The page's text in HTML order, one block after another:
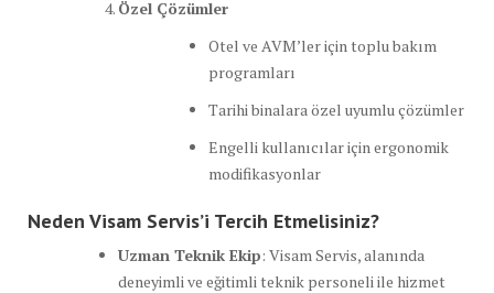
Özel Çözümler
Otel ve AVM’ler için toplu bakım
programları
Tarihi binalara özel uyumlu çözümler
Engelli kullanıcılar için ergonomik
modifikasyonlar
Neden Visam Servis’i Tercih Etmelisiniz?
Uzman Teknik Ekip: Visam Servis, alanında
deneyimli ve eğitimli teknik personeli ile hizmet